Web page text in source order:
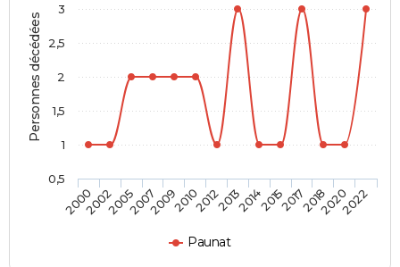
Personnes décédées
Paunat
20002002200520072009201020122013201420152017201820202022
0,5
1
1,5
2
2,5
3